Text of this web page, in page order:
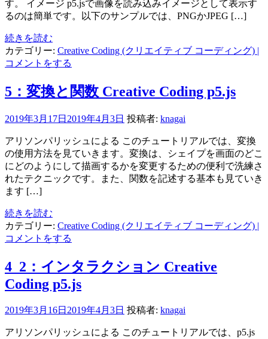
す。 イメージ p5.jsで画像を読み込みイメージとして表示す
るのは簡単です。以下のサンプルでは、PNGかJPEG […]
続きを読む
カテゴリー: Creative Coding (クリエイティブ コーディング) |
コメントをする
5：変換と関数 Creative Coding p5.js
2019年3月17日 2019年4月3日 投稿者: knagai
アリソンパリッシュによる このチュートリアルでは、変換
の使用方法を見ていきます。変換は、シェイプを画面のどこ
にどのようにして描画するかを変更するための便利で洗練さ
れたテクニックです。また、関数を記述する基本も見ていき
ます […]
続きを読む
カテゴリー: Creative Coding (クリエイティブ コーディング) |
コメントをする
4_2：インタラクション Creative
Coding p5.js
2019年3月16日 2019年4月3日 投稿者: knagai
アリソンパリッシュによる このチュートリアルでは、p5.js